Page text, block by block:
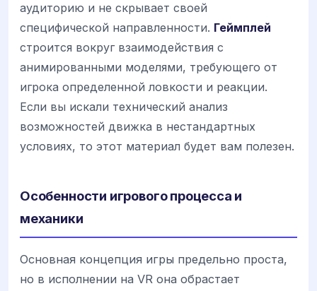
аудиторию и не скрывает своей
специфической направленности. Геймплей
строится вокруг взаимодействия с
анимированными моделями, требующего от
игрока определенной ловкости и реакции.
Если вы искали технический анализ
возможностей движка в нестандартных
условиях, то этот материал будет вам полезен.
Особенности игрового процесса и
механики
Основная концепция игры предельно проста,
но в исполнении на VR она обрастает